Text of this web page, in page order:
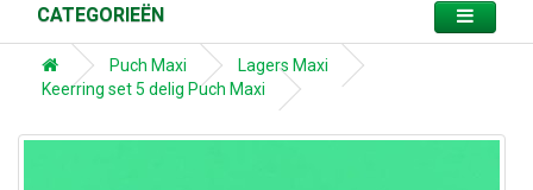
CATEGORIEËN
Puch Maxi
Lagers Maxi
Keerring set 5 delig Puch Maxi